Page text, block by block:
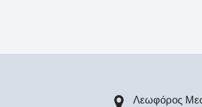
Λεωφόρος